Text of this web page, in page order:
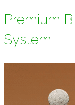
Premium
System